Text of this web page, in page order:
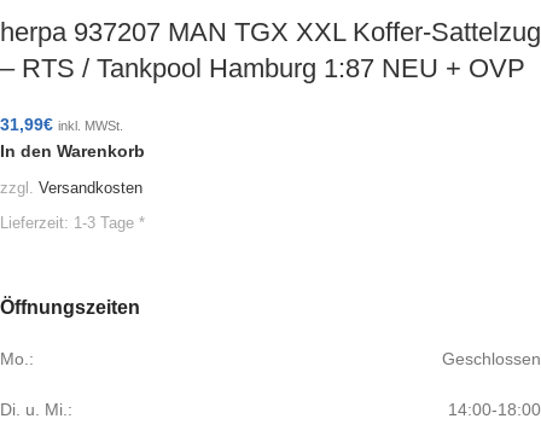
herpa 937207 MAN TGX XXL Koffer-Sattelzug
– RTS / Tankpool Hamburg 1:87 NEU + OVP
31,99€ inkl. MWSt.
In den Warenkorb
zzgl. Versandkosten
Lieferzeit: 1-3 Tage *
Öffnungszeiten
Mo.: Geschlossen
Di. u. Mi.: 14:00-18:00